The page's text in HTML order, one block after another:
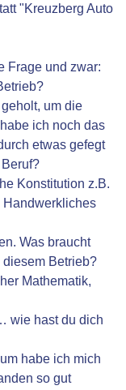
"Kreuzberg Auto
Frage und zwar:
um die
ich noch das
etwas gefegt
Konstitution z.B.
Handwerkliches
Was braucht
Betrieb?
Mathematik,
wie hast du dich
habe ich mich
so gut